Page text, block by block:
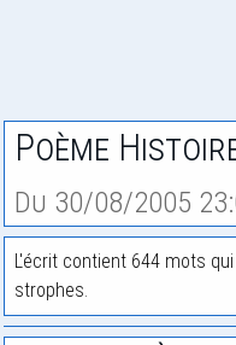
Poème
Du 30/08/2005
L'écrit contient 644 mots
strophes.